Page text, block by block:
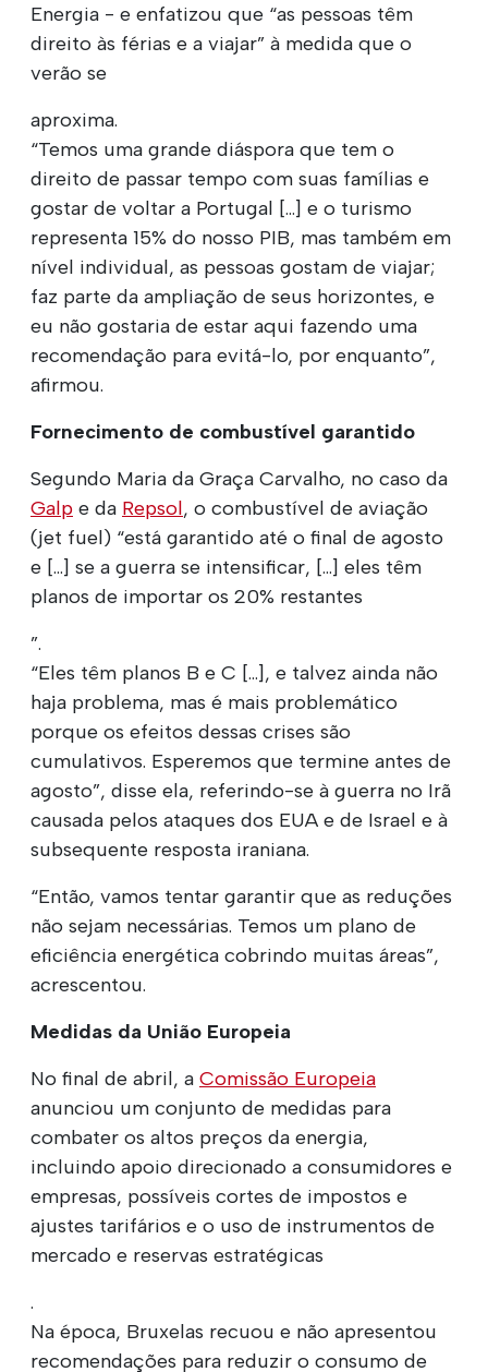
Energia - e enfatizou que “as pessoas têm
direito às férias e a viajar” à medida que o
verão se
aproxima.
“Temos uma grande diáspora que tem o
direito de passar tempo com suas famílias e
gostar de voltar a Portugal [...] e o turismo
representa 15% do nosso PIB, mas também em
nível individual, as pessoas gostam de viajar;
faz parte da ampliação de seus horizontes, e
eu não gostaria de estar aqui fazendo uma
recomendação para evitá-lo, por enquanto”,
afirmou.
Fornecimento de combustível garantido
Segundo Maria da Graça Carvalho, no caso da
Galp e da Repsol, o combustível de aviação
(jet fuel) “está garantido até o final de agosto
e [...] se a guerra se intensificar, [...] eles têm
planos de importar os 20% restantes
”.
“Eles têm planos B e C [...], e talvez ainda não
haja problema, mas é mais problemático
porque os efeitos dessas crises são
cumulativos. Esperemos que termine antes de
agosto”, disse ela, referindo-se à guerra no Irã
causada pelos ataques dos EUA e de Israel e à
subsequente resposta iraniana.
“Então, vamos tentar garantir que as reduções
não sejam necessárias. Temos um plano de
eficiência energética cobrindo muitas áreas”,
acrescentou.
Medidas da União Europeia
No final de abril, a Comissão Europeia
anunciou um conjunto de medidas para
combater os altos preços da energia,
incluindo apoio direcionado a consumidores e
empresas, possíveis cortes de impostos e
ajustes tarifários e o uso de instrumentos de
mercado e reservas estratégicas
.
Na época, Bruxelas recuou e não apresentou
recomendações para reduzir o consumo de